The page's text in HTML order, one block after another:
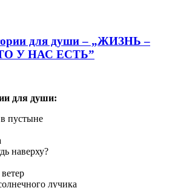
для души – „ЖИЗНЬ –
У НАС ЕСТЬ”
для души:
пустыне
наверху?
лучика